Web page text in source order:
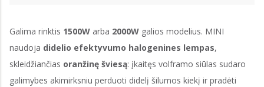
Galima rinktis 1500W arba 2000W galios modelius. MINI
naudoja didelio efektyvumo halogenines lempas,
skleidžiančias oranžinę šviesą: įkaitęs volframo siūlas sudaro
galimybes akimirksniu perduoti didelį šilumos kiekį ir pradėti